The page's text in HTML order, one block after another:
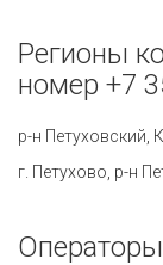
Регионы
номер +7
р-н Петуховский,
г. Петухово, р-н